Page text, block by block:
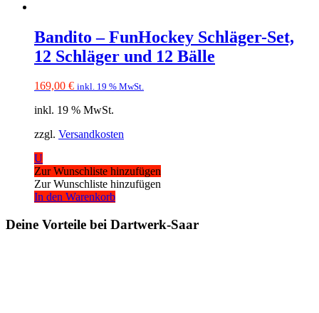
Bandito – FunHockey Schläger-Set,
12 Schläger und 12 Bälle
169,00 € inkl. 19 % MwSt.
inkl. 19 % MwSt.
zzgl. Versandkosten
U
Zur Wunschliste hinzufügen
Zur Wunschliste hinzufügen
In den Warenkorb
Deine Vorteile bei Dartwerk-Saar